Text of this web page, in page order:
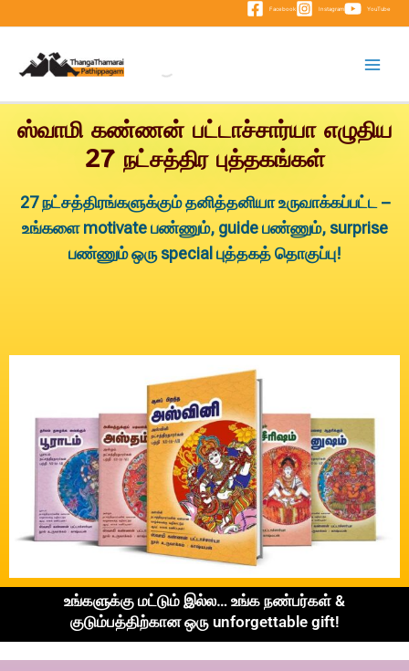
Facebook Instagram YouTube
ஸ்வாமி கண்ணன் பட்டாச்சார்யா எழுதிய
27 நட்சத்திர புத்தகங்கள்
27 நட்சத்திரங்களுக்கும் தனித்தனியா உருவாக்கப்பட்ட –
உங்களை motivate பண்ணும், guide பண்ணும், surprise
பண்ணும் ஒரு special புத்தகத் தொகுப்பு!
உங்களுக்கு மட்டும் இல்ல… உங்க நண்பர்கள் &
குடும்பத்திற்கான ஒரு unforgettable gift!